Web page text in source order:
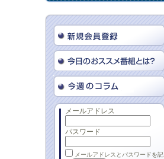
メールアドレス
パスワード
メールアドレスとパスワードを記